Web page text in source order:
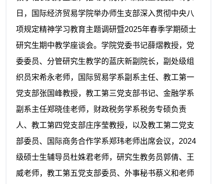
日，国际经济贸易学院举办师生支部深入贯彻中央八
项规定精神学习教育主题调研暨2025年春季学期硕士
研究生期中教学座谈会。学院党委书记薛熠教授，党
委委员、分管研究生教学的蓝庆新副院长，副处级组
织员宋希永老师，国际贸易学系副系主任、教工第一
党支部张国峰教授，教工第三党支部书记、金融学系
副系主任郑晓佳老师，财政税务学系税务专硕负责
人、教工第四党支部庄序莹教授，以及教工第二党支
部委员、国际商务合作学系郑玮老师出席会议，2024
级硕士生辅导员杜姝君老师，研究生教务员郭倩、王
威老师，教工第五党支部委员、外事秘书蔡义和老师